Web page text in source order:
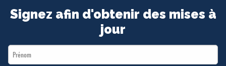
BOUTIQUE
Signez afin d'obtenir des mises à
jour
First